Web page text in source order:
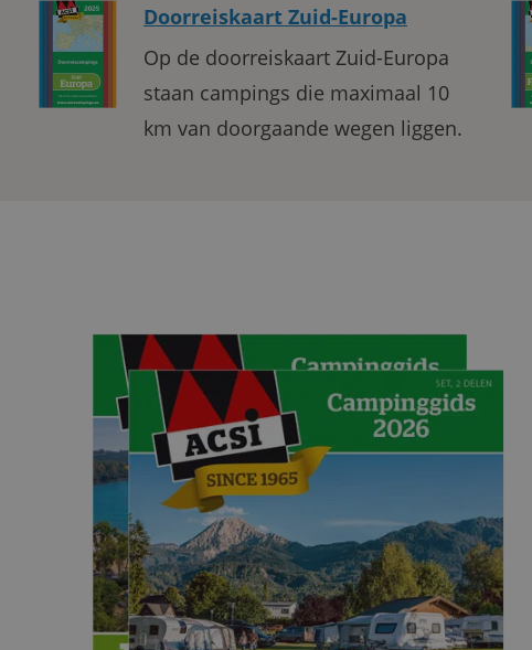
Doorreiskaart Zuid-Europa
Op de doorreiskaart Zuid-Europa
staan campings die maximaal 10
km van doorgaande wegen liggen.